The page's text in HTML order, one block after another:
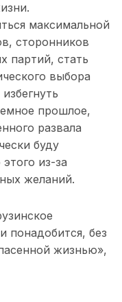
максимальной
сторонников
партий, стать
выбора
прошлое,
развала
буду
из-за
желаний.
понадобится, без
жизнью»,